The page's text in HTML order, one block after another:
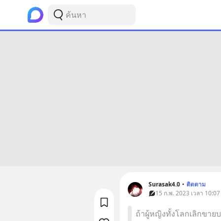
Surasak4.0 • ติดตาม
15 ก.พ. 2023 เวลา
ถ้าผู้หญิงทั้งโลกเลิกขาย